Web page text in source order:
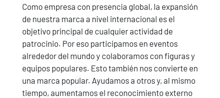
Como empresa con presencia global, la expansión
de nuestra marca a nivel internacional es el
objetivo principal de cualquier actividad de
patrocinio. Por eso participamos en eventos
alrededor del mundo y colaboramos con figuras y
equipos populares. Esto también nos convierte en
una marca popular. Ayudamos a otros y, al mismo
tiempo, aumentamos el reconocimiento externo